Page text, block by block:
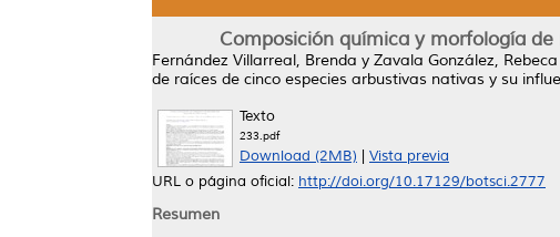
Composición química y morfología
Fernández Villarreal, Brenda y Zavala González,
de raíces de cinco especies arbustivas nativas y su
Texto
233.pdf
Download (2MB)
Vista previa
URL o página oficial: http://doi.org/10.17129/botsci.2777
Resumen